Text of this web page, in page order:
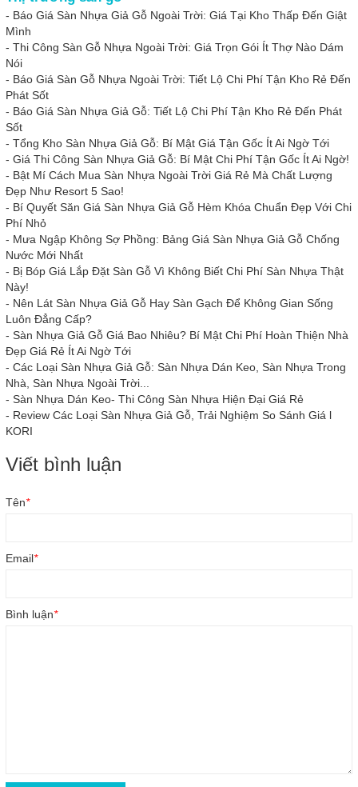
- Báo Giá Sàn Nhựa Giả Gỗ Ngoài Trời: Giá Tại Kho Thấp Đến Giật
Mình
- Thi Công Sàn Gỗ Nhựa Ngoài Trời: Giá Trọn Gói Ít Thợ Nào Dám
Nói
- Báo Giá Sàn Gỗ Nhựa Ngoài Trời: Tiết Lộ Chi Phí Tận Kho Rẻ Đến
Phát Sốt
- Báo Giá Sàn Nhựa Giả Gỗ: Tiết Lộ Chi Phí Tận Kho Rẻ Đến Phát
Sốt
- Tổng Kho Sàn Nhựa Giả Gỗ: Bí Mật Giá Tận Gốc Ít Ai Ngờ Tới
- Giá Thi Công Sàn Nhựa Giả Gỗ: Bí Mật Chi Phí Tận Gốc Ít Ai Ngờ!
- Bật Mí Cách Mua Sàn Nhựa Ngoài Trời Giá Rẻ Mà Chất Lượng
Đẹp Như Resort 5 Sao!
- Bí Quyết Săn Giá Sàn Nhựa Giả Gỗ Hèm Khóa Chuẩn Đẹp Với Chi
Phí Nhỏ
- Mưa Ngập Không Sợ Phồng: Bảng Giá Sàn Nhựa Giả Gỗ Chống
Nước Mới Nhất
- Bị Bóp Giá Lắp Đặt Sàn Gỗ Vì Không Biết Chi Phí Sàn Nhựa Thật
Này!
- Nên Lát Sàn Nhựa Giả Gỗ Hay Sàn Gạch Để Không Gian Sống
Luôn Đẳng Cấp?
- Sàn Nhựa Giả Gỗ Giá Bao Nhiêu? Bí Mật Chi Phí Hoàn Thiện Nhà
Đẹp Giá Rẻ Ít Ai Ngờ Tới
- Các Loại Sàn Nhựa Giả Gỗ: Sàn Nhựa Dán Keo, Sàn Nhựa Trong
Nhà, Sàn Nhựa Ngoài Trời...
- Sàn Nhựa Dán Keo- Thi Công Sàn Nhựa Hiện Đại Giá Rẻ
- Review Các Loại Sàn Nhựa Giả Gỗ, Trải Nghiệm So Sánh Giá l
KORI
Viết bình luận
Tên*
Email*
Bình luận*